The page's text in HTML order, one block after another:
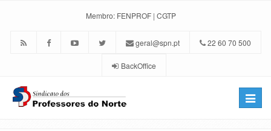
Membro: FENPROF | CGTP
geral@spn.pt 22 60 70 500
BackOffice
Toggle